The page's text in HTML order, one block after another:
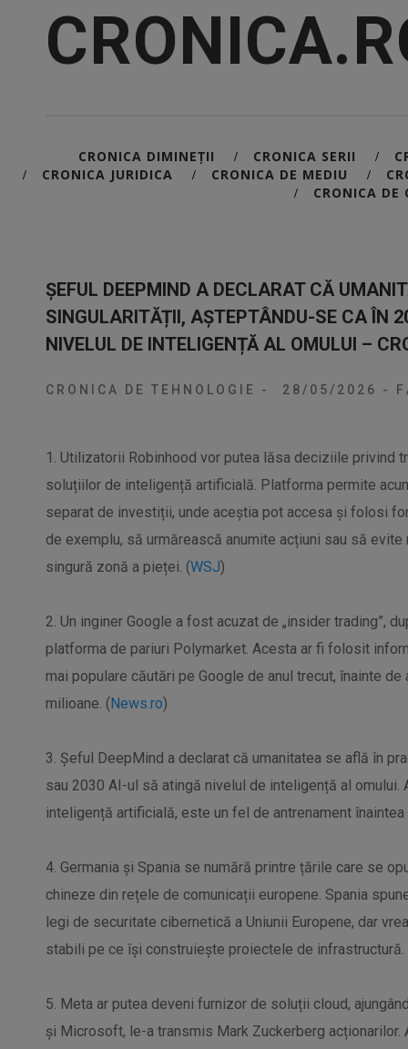
CRONICA DIMINEȚII / CRONICA SERII /
/ CRONICA JURIDICA / CRONICA DE MEDIU /
/ CRONICA DE
ȘEFUL DEEPMIND A DECLARAT CĂ
SINGULARITĂȚII, AȘTEPTÂNDU-SE CA ÎN
NIVELUL DE INTELIGENȚĂ AL OMULUI –
CRONICA DE TEHNOLOGIE - 28/05/2026 -
1. Utilizatorii Robinhood vor putea lăsa deciziile privind
soluțiilor de inteligență artificială. Platforma permite
separat de investiții, unde aceștia pot accesa și folosi
de exemplu, să urmărească anumite acțiuni sau să
singură zonă a pieței. (WSJ)
2. Un inginer Google a fost acuzat de „insider trading”,
platforma de pariuri Polymarket. Acesta ar fi folosit
mai populare căutări pe Google de anul trecut, înainte
milioane. (News.ro)
3. Șeful DeepMind a declarat că umanitatea se află în
sau 2030 AI-ul să atingă nivelul de inteligență al omului.
inteligență artificială, este un fel de antrenament înaintea
4. Germania și Spania se numără printre țările care se
chineze din rețele de comunicații europene. Spania
legi de securitate cibernetică a Uniunii Europene, dar
stabili pe ce își construiește proiectele de infrastructură.
5. Meta ar putea deveni furnizor de soluții cloud,
și Microsoft, le-a transmis Mark Zuckerberg acționarilor.